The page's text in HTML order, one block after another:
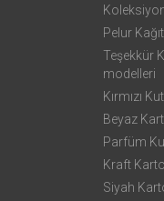
Pelur
Teşekkür
modelleri
Kırmızı
Beyaz
Parfüm
Kraft
Siyah